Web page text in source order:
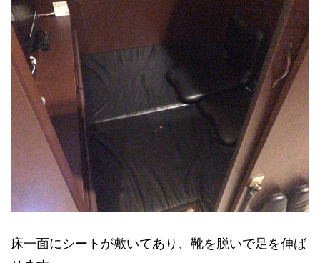
床一面にシートが敷いてあり、靴を脱いで足を伸ば